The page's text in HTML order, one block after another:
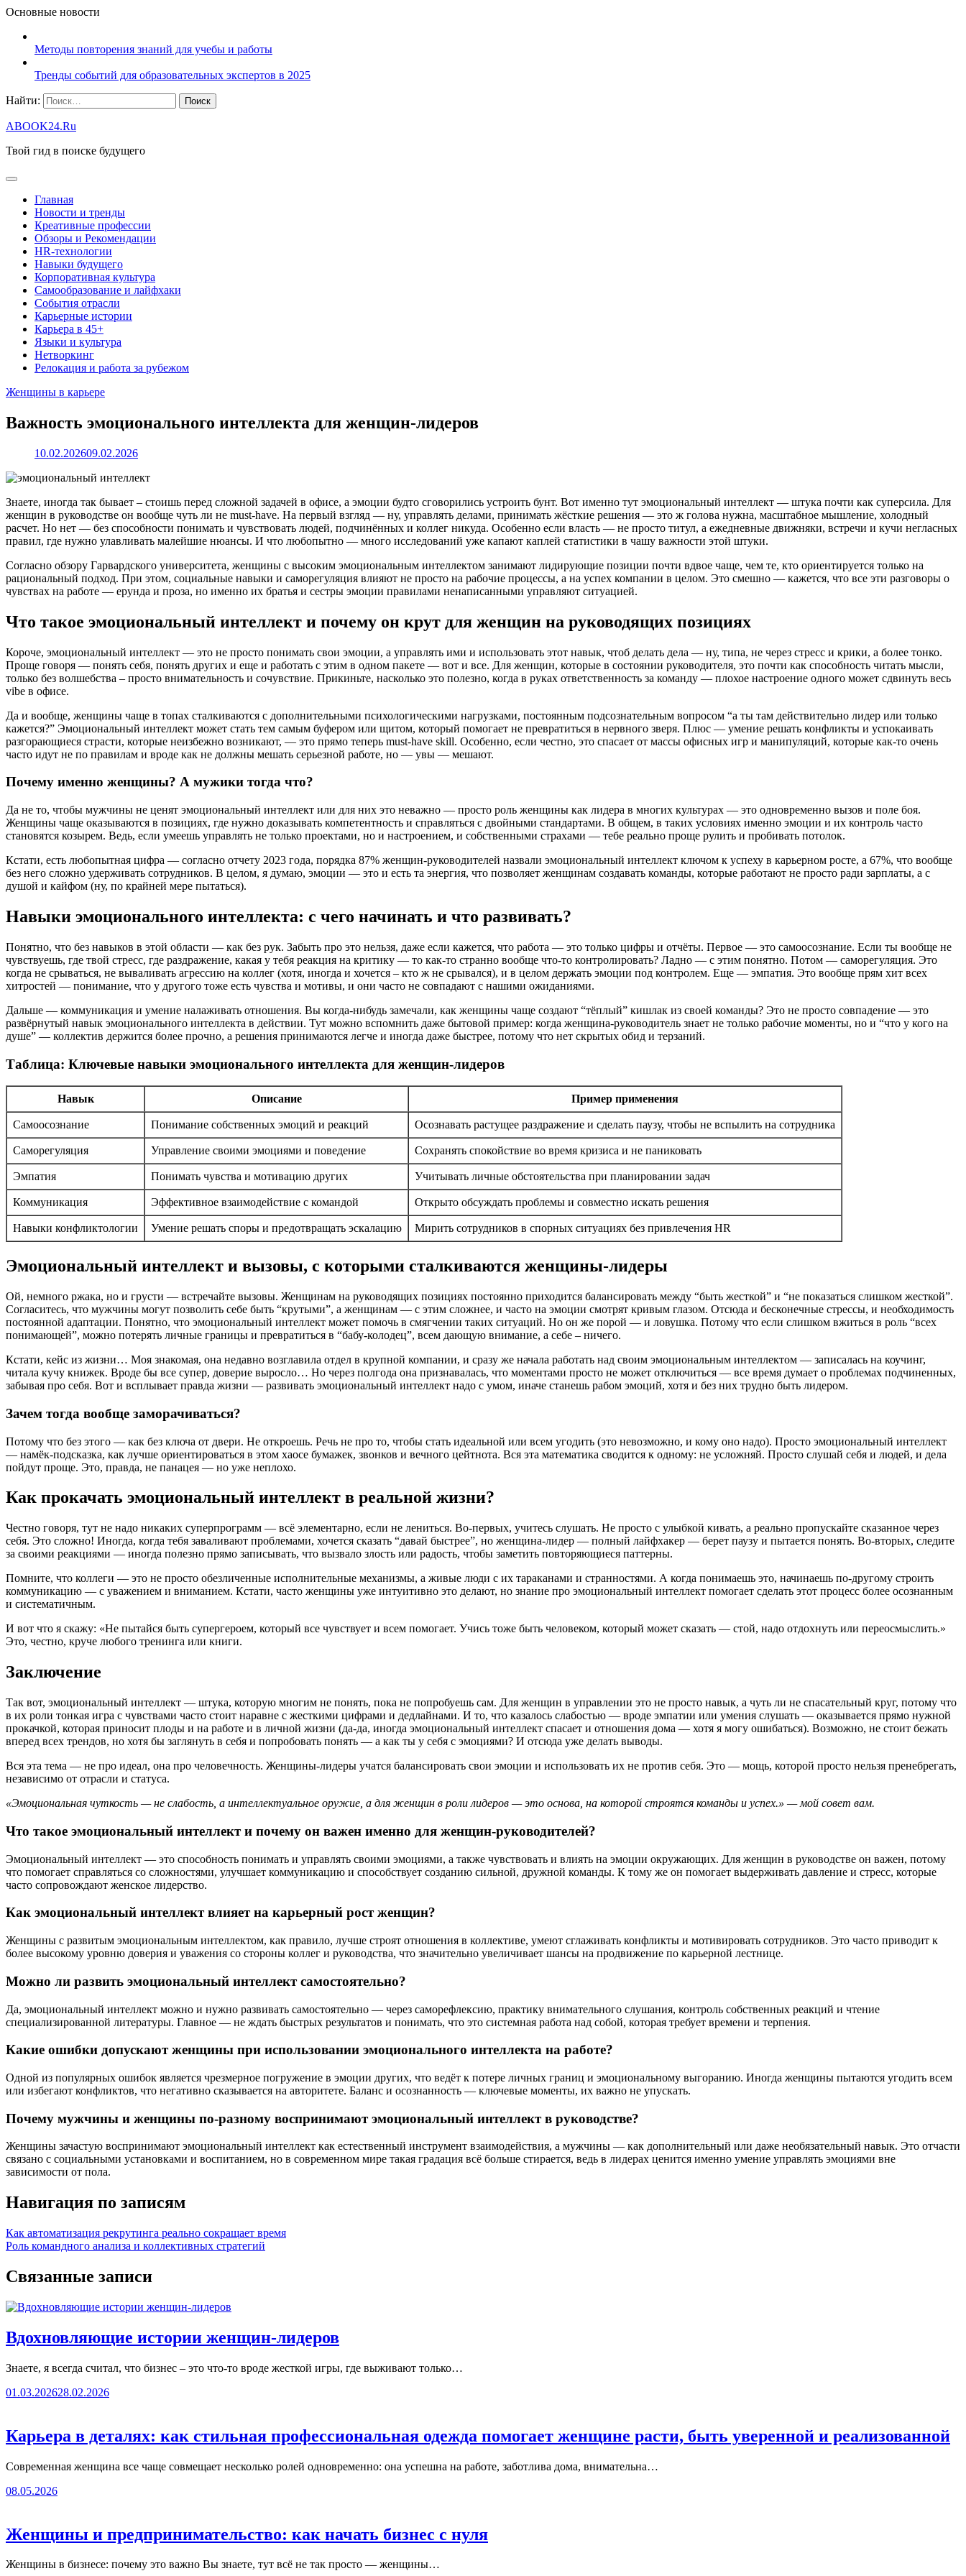
Основные новости
Методы повторения знаний для учебы и работы
Тренды событий для образовательных экспертов в 2025
Найти:
ABOOK24.Ru
Твой гид в поиске будущего
Главная
Новости и тренды
Креативные профессии
Обзоры и Рекомендации
HR‑технологии
Навыки будущего
Корпоративная культура
Самообразование и лайфхаки
События отрасли
Карьерные истории
Карьера в 45+
Языки и культура
Нетворкинг
Релокация и работа за рубежом
Женщины в карьере
Важность эмоционального интеллекта для женщин-лидеров
10.02.202609.02.2026
Знаете, иногда так бывает – стоишь перед сложной задачей в офисе, а эмоции будто сговорились устроить бунт. Вот именно тут эмоциональный интеллект — штука почти как суперсила. Для
женщин в руководстве он вообще чуть ли не must-have. На первый взгляд — ну, управлять делами, принимать жёсткие решения — это ж голова нужна, масштабное мышление, холодный
расчет. Но нет — без способности понимать и чувствовать людей, подчинённых и коллег никуда. Особенно если власть — не просто титул, а ежедневные движняки, встречи и кучи негласных
правил, где нужно улавливать малейшие нюансы. И что любопытно — много исследований уже капают каплей статистики в чашу важности этой штуки.
Согласно обзору Гарвардского университета, женщины с высоким эмоциональным интеллектом занимают лидирующие позиции почти вдвое чаще, чем те, кто ориентируется только на
рациональный подход. При этом, социальные навыки и саморегуляция влияют не просто на рабочие процессы, а на успех компании в целом. Это смешно — кажется, что все эти разговоры о
чувствах на работе — ерунда и проза, но именно их братья и сестры эмоции правилами ненаписанными управляют ситуацией.
Что такое эмоциональный интеллект и почему он крут для женщин на руководящих позициях
Короче, эмоциональный интеллект — это не просто понимать свои эмоции, а управлять ими и использовать этот навык, чтоб делать дела — ну, типа, не через стресс и крики, а более тонко.
Проще говоря — понять себя, понять других и еще и работать с этим в одном пакете — вот и все. Для женщин, которые в состоянии руководителя, это почти как способность читать мысли,
только без волшебства – просто внимательность и сочувствие. Прикиньте, насколько это полезно, когда в руках ответственность за команду — плохое настроение одного может сдвинуть весь
vibe в офисе.
Да и вообще, женщины чаще в топах сталкиваются с дополнительными психологическими нагрузками, постоянным подсознательным вопросом “а ты там действительно лидер или только
кажется?” Эмоциональный интеллект может стать тем самым буфером или щитом, который помогает не превратиться в нервного зверя. Плюс — умение решать конфликты и успокаивать
разгорающиеся страсти, которые неизбежно возникают, — это прямо теперь must-have skill. Особенно, если честно, это спасает от массы офисных игр и манипуляций, которые как-то очень
часто идут не по правилам и вроде как не должны мешать серьезной работе, но — увы — мешают.
Почему именно женщины? А мужики тогда что?
Да не то, чтобы мужчины не ценят эмоциональный интеллект или для них это неважно — просто роль женщины как лидера в многих культурах — это одновременно вызов и поле боя.
Женщины чаще оказываются в позициях, где нужно доказывать компетентность и справляться с двойными стандартами. В общем, в таких условиях именно эмоции и их контроль часто
становятся козырем. Ведь, если умеешь управлять не только проектами, но и настроением, и собственными страхами — тебе реально проще рулить и пробивать потолок.
Кстати, есть любопытная цифра — согласно отчету 2023 года, порядка 87% женщин-руководителей назвали эмоциональный интеллект ключом к успеху в карьерном росте, а 67%, что вообще
без него сложно удерживать сотрудников. В целом, я думаю, эмоции — это и есть та энергия, что позволяет женщинам создавать команды, которые работают не просто ради зарплаты, а с
душой и кайфом (ну, по крайней мере пытаться).
Навыки эмоционального интеллекта: с чего начинать и что развивать?
Понятно, что без навыков в этой области — как без рук. Забыть про это нельзя, даже если кажется, что работа — это только цифры и отчёты. Первое — это самоосознание. Если ты вообще не
чувствуешь, где твой стресс, где раздражение, какая у тебя реакция на критику — то как-то странно вообще что-то контролировать? Ладно — с этим понятно. Потом — саморегуляция. Это
когда не срываться, не вываливать агрессию на коллег (хотя, иногда и хочется – кто ж не срывался), и в целом держать эмоции под контролем. Еще — эмпатия. Это вообще прям хит всех
хитростей — понимание, что у другого тоже есть чувства и мотивы, и они часто не совпадают с нашими ожиданиями.
Дальше — коммуникация и умение налаживать отношения. Вы когда-нибудь замечали, как женщины чаще создают “тёплый” кишлак из своей команды? Это не просто совпадение — это
развёрнутый навык эмоционального интеллекта в действии. Тут можно вспомнить даже бытовой пример: когда женщина-руководитель знает не только рабочие моменты, но и “что у кого на
душе” — коллектив держится более прочно, а решения принимаются легче и иногда даже быстрее, потому что нет скрытых обид и терзаний.
Таблица: Ключевые навыки эмоционального интеллекта для женщин-лидеров
Навык Описание Пример применения
Самоосознание Понимание собственных эмоций и реакций Осознавать растущее раздражение и сделать паузу, чтобы не вспылить на сотрудника
Саморегуляция Управление своими эмоциями и поведение Сохранять спокойствие во время кризиса и не паниковать
Эмпатия Понимать чувства и мотивацию других Учитывать личные обстоятельства при планировании задач
Коммуникация Эффективное взаимодействие с командой Открыто обсуждать проблемы и совместно искать решения
Навыки конфликтологии Умение решать споры и предотвращать эскалацию Мирить сотрудников в спорных ситуациях без привлечения HR
Эмоциональный интеллект и вызовы, с которыми сталкиваются женщины-лидеры
Ой, немного ржака, но и грусти — встречайте вызовы. Женщинам на руководящих позициях постоянно приходится балансировать между “быть жесткой” и “не показаться слишком жесткой”.
Согласитесь, что мужчины могут позволить себе быть “крутыми”, а женщинам — с этим сложнее, и часто на эмоции смотрят кривым глазом. Отсюда и бесконечные стрессы, и необходимость
постоянной адаптации. Понятно, что эмоциональный интеллект может помочь в смягчении таких ситуаций. Но он же порой — и ловушка. Потому что если слишком вжиться в роль “всех
понимающей”, можно потерять личные границы и превратиться в “бабу-колодец”, всем дающую внимание, а себе – ничего.
Кстати, кейс из жизни… Моя знакомая, она недавно возглавила отдел в крупной компании, и сразу же начала работать над своим эмоциональным интеллектом — записалась на коучинг,
читала кучу книжек. Вроде бы все супер, доверие выросло… Но через полгода она признавалась, что моментами просто не может отключиться — все время думает о проблемах подчиненных,
забывая про себя. Вот и всплывает правда жизни — развивать эмоциональный интеллект надо с умом, иначе станешь рабом эмоций, хотя и без них трудно быть лидером.
Зачем тогда вообще заморачиваться?
Потому что без этого — как без ключа от двери. Не откроешь. Речь не про то, чтобы стать идеальной или всем угодить (это невозможно, и кому оно надо). Просто эмоциональный интеллект
— намёк-подсказка, как лучше ориентироваться в этом хаосе бумажек, звонков и вечного цейтнота. Вся эта математика сводится к одному: не усложняй. Просто слушай себя и людей, и дела
пойдут проще. Это, правда, не панацея — но уже неплохо.
Как прокачать эмоциональный интеллект в реальной жизни?
Честно говоря, тут не надо никаких суперпрограмм — всё элементарно, если не лениться. Во-первых, учитесь слушать. Не просто с улыбкой кивать, а реально пропускайте сказанное через
себя. Это сложно! Иногда, когда тебя заваливают проблемами, хочется сказать “давай быстрее”, но женщина-лидер — полный лайфхакер — берет паузу и пытается понять. Во-вторых, следите
за своими реакциями — иногда полезно прямо записывать, что вызвало злость или радость, чтобы заметить повторяющиеся паттерны.
Помните, что коллеги — это не просто обезличенные исполнительные механизмы, а живые люди с их тараканами и странностями. А когда понимаешь это, начинаешь по-другому строить
коммуникацию — с уважением и вниманием. Кстати, часто женщины уже интуитивно это делают, но знание про эмоциональный интеллект помогает сделать этот процесс более осознанным
и систематичным.
И вот что я скажу: «Не пытайся быть супергероем, который все чувствует и всем помогает. Учись тоже быть человеком, который может сказать — стой, надо отдохнуть или переосмыслить.»
Это, честно, круче любого тренинга или книги.
Заключение
Так вот, эмоциональный интеллект — штука, которую многим не понять, пока не попробуешь сам. Для женщин в управлении это не просто навык, а чуть ли не спасательный круг, потому что
в их роли тонкая игра с чувствами часто стоит наравне с жесткими цифрами и дедлайнами. И то, что казалось слабостью — вроде эмпатии или умения слушать — оказывается прямо нужной
прокачкой, которая приносит плоды и на работе и в личной жизни (да-да, иногда эмоциональный интеллект спасает и отношения дома — хотя я могу ошибаться). Возможно, не стоит бежать
вперед всех трендов, но хотя бы заглянуть в себя и попробовать понять — а как ты у себя с эмоциями? И отсюда уже делать выводы.
Вся эта тема — не про идеал, она про человечность. Женщины-лидеры учатся балансировать свои эмоции и использовать их не против себя. Это — мощь, которой просто нельзя пренебрегать,
независимо от отрасли и статуса.
«Эмоциональная чуткость — не слабость, а интеллектуальное оружие, а для женщин в роли лидеров — это основа, на которой строятся команды и успех.» — мой совет вам.
Что такое эмоциональный интеллект и почему он важен именно для женщин-руководителей?
Эмоциональный интеллект — это способность понимать и управлять своими эмоциями, а также чувствовать и влиять на эмоции окружающих. Для женщин в руководстве он важен, потому
что помогает справляться со сложностями, улучшает коммуникацию и способствует созданию сильной, дружной команды. К тому же он помогает выдерживать давление и стресс, которые
часто сопровождают женское лидерство.
Как эмоциональный интеллект влияет на карьерный рост женщин?
Женщины с развитым эмоциональным интеллектом, как правило, лучше строят отношения в коллективе, умеют сглаживать конфликты и мотивировать сотрудников. Это часто приводит к
более высокому уровню доверия и уважения со стороны коллег и руководства, что значительно увеличивает шансы на продвижение по карьерной лестнице.
Можно ли развить эмоциональный интеллект самостоятельно?
Да, эмоциональный интеллект можно и нужно развивать самостоятельно — через саморефлексию, практику внимательного слушания, контроль собственных реакций и чтение
специализированной литературы. Главное — не ждать быстрых результатов и понимать, что это системная работа над собой, которая требует времени и терпения.
Какие ошибки допускают женщины при использовании эмоционального интеллекта на работе?
Одной из популярных ошибок является чрезмерное погружение в эмоции других, что ведёт к потере личных границ и эмоциональному выгоранию. Иногда женщины пытаются угодить всем
или избегают конфликтов, что негативно сказывается на авторитете. Баланс и осознанность — ключевые моменты, их важно не упускать.
Почему мужчины и женщины по-разному воспринимают эмоциональный интеллект в руководстве?
Женщины зачастую воспринимают эмоциональный интеллект как естественный инструмент взаимодействия, а мужчины — как дополнительный или даже необязательный навык. Это отчасти
связано с социальными установками и воспитанием, но в современном мире такая градация всё больше стирается, ведь в лидерах ценится именно умение управлять эмоциями вне
зависимости от пола.
Навигация по записям
Как автоматизация рекрутинга реально сокращает время
Роль командного анализа и коллективных стратегий
Связанные записи
Вдохновляющие истории женщин-лидеров
Знаете, я всегда считал, что бизнес – это что-то вроде жесткой игры, где выживают только…
01.03.202628.02.2026
Карьера в деталях: как стильная профессиональная одежда помогает женщине расти, быть уверенной и реализованной
Современная женщина все чаще совмещает несколько ролей одновременно: она успешна на работе, заботлива дома, внимательна…
08.05.2026
Женщины и предпринимательство: как начать бизнес с нуля
Женщины в бизнесе: почему это важно Вы знаете, тут всё не так просто — женщины…